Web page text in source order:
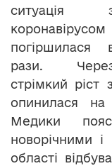
ситуація
коронавірусом
погіршилася
рази.
стрімкий ріст
опинилася на
Медики
новорічними
області